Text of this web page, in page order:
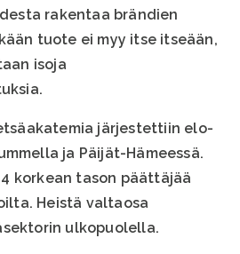
rakentaa brändien
tuote ei myy itse itseään,
isoja
järjestettiin elo-
ja Päijät-Hämeessä.
korkean tason päättäjää
Heistä valtaosa
ulkopuolella.